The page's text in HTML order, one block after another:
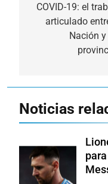
entradas
COVID-19: el
articulado
Nación
Noticias